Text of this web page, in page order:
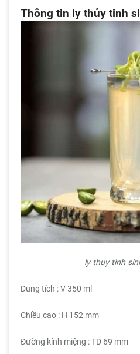
Thông tin ly thủy tinh
ly thuy tinh
Dung tích : V 350 ml
Chiều cao : H 152 mm
Đường kính miệng : TD 69 mm